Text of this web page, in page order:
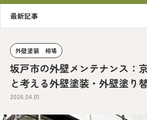
最新記事
外壁塗装 相場
坂戸市の外壁メンテナンス：
と考える外壁塗装・外壁塗り
2026.04.01